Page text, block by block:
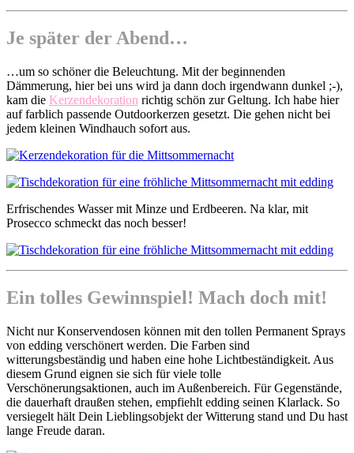
Je später der Abend…
…um so schöner die Beleuchtung. Mit der beginnenden
Dämmerung, hier bei uns wird ja dann doch irgendwann dunkel ;-),
kam die Kerzendekoration richtig schön zur Geltung. Ich habe hier
auf farblich passende Outdoorkerzen gesetzt. Die gehen nicht bei
jedem kleinen Windhauch sofort aus.
Erfrischendes Wasser mit Minze und Erdbeeren. Na klar, mit
Prosecco schmeckt das noch besser!
Ein tolles Gewinnspiel! Mach doch mit!
Nicht nur Konservendosen können mit den tollen Permanent Sprays
von edding verschönert werden. Die Farben sind
witterungsbeständig und haben eine hohe Lichtbeständigkeit. Aus
diesem Grund eignen sie sich für viele tolle
Verschönerungsaktionen, auch im Außenbereich. Für Gegenstände,
die dauerhaft draußen stehen, empfiehlt edding seinen Klarlack. So
versiegelt hält Dein Lieblingsobjekt der Witterung stand und Du hast
lange Freude daran.